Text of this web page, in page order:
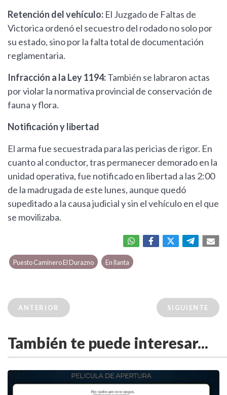
Retención del vehículo: El Juzgado de Faltas de
Victorica ordenó el secuestro del rodado no solo por
su estado, sino por la falta total de documentación
reglamentaria.
Infracción a la Ley 1194:También se labraron actas
por violar la normativa provincial de conservación de
fauna y flora.
Notificación y libertad
El arma fue secuestrada para las pericias de rigor. En
cuanto al conductor, tras permanecer demorado en la
unidad operativa, fue notificado en libertad a las 2:00
de la madrugada de este lunes, aunque quedó
supeditado a la causa judicial y sin el vehículo en el que
se movilizaba.
Puesto Caminero El Durazno En llanta
ANTERIOR SIGUIENTE
También te puede interesar...